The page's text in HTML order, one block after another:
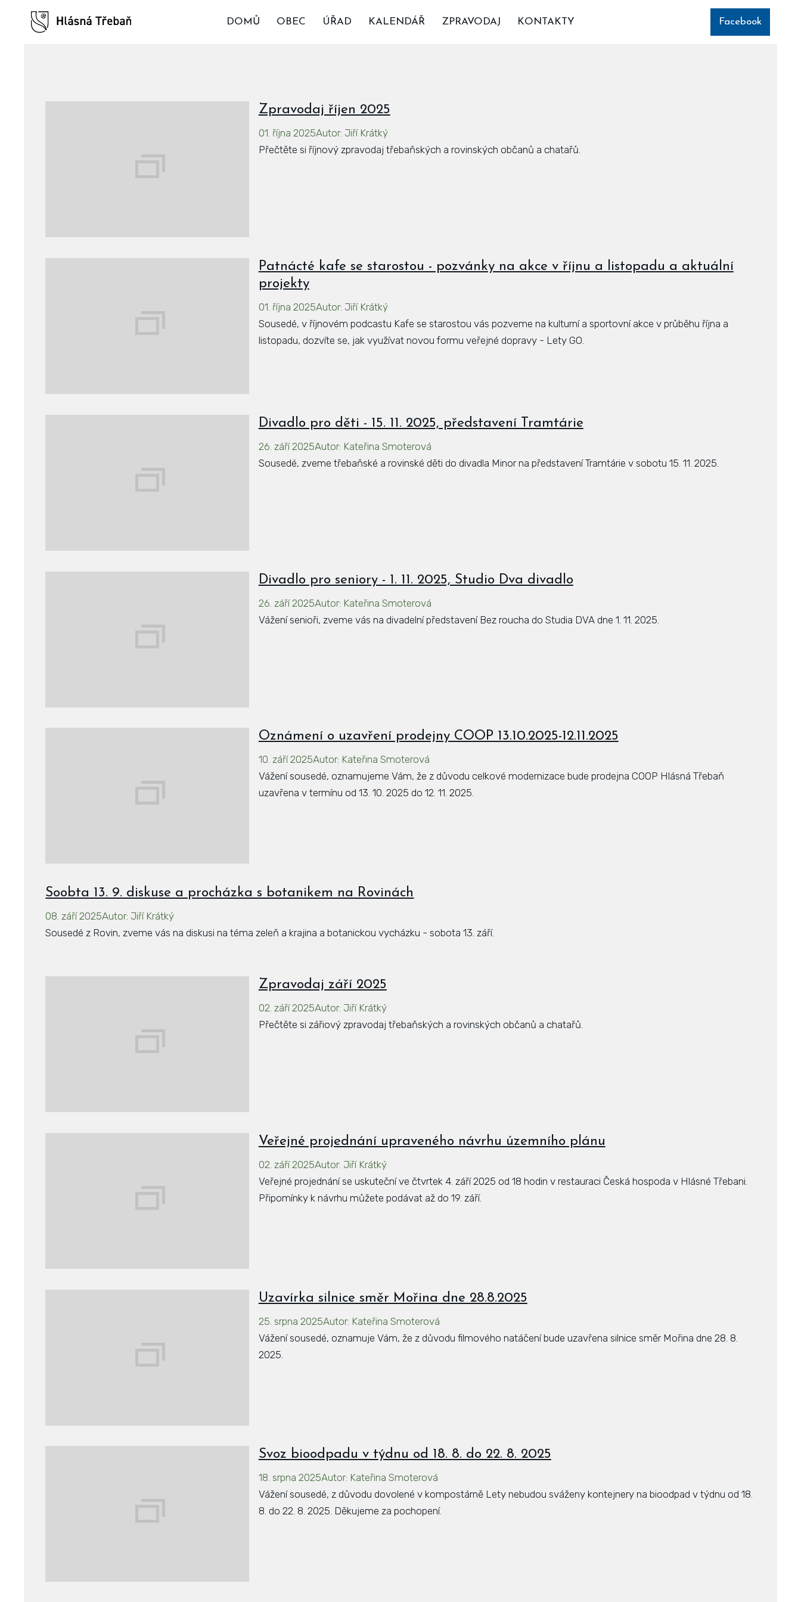
DOMŮ OBEC ÚŘAD KALENDÁŘ ZPRAVODAJ KONTAKTY Facebook
Zpravodaj říjen 2025
01. října 2025Autor: Jiří Krátký
Přečtěte si říjnový zpravodaj třebaňských a rovinských občanů a chatařů.
Patnácté kafe se starostou - pozvánky na akce v říjnu a listopadu a aktuální
projekty
01. října 2025Autor: Jiří Krátký
Sousedé, v říjnovém podcastu Kafe se starostou vás pozveme na kulturní a sportovní akce v průběhu října a
listopadu, dozvíte se, jak využívat novou formu veřejné dopravy - Lety GO.
Divadlo pro děti - 15. 11. 2025, představení Tramtárie
26. září 2025Autor: Kateřina Smoterová
Sousedé, zveme třebaňské a rovinské děti do divadla Minor na představení Tramtárie v sobotu 15. 11. 2025.
Divadlo pro seniory - 1. 11. 2025, Studio Dva divadlo
26. září 2025Autor: Kateřina Smoterová
Vážení senioři, zveme vás na divadelní představení Bez roucha do Studia DVA dne 1. 11. 2025.
Oznámení o uzavření prodejny COOP 13.10.2025-12.11.2025
10. září 2025Autor: Kateřina Smoterová
Vážení sousedé, oznamujeme Vám, že z důvodu celkové modernizace bude prodejna COOP Hlásná Třebaň
uzavřena v termínu od 13. 10. 2025 do 12. 11. 2025.
Soobta 13. 9. diskuse a procházka s botanikem na Rovinách
08. září 2025Autor: Jiří Krátký
Sousedé z Rovin, zveme vás na diskusi na téma zeleň a krajina a botanickou vycházku - sobota 13. září.
Zpravodaj září 2025
02. září 2025Autor: Jiří Krátký
Přečtěte si zářiový zpravodaj třebaňských a rovinských občanů a chatařů.
Veřejné projednání upraveného návrhu územního plánu
02. září 2025Autor: Jiří Krátký
Veřejné projednání se uskuteční ve čtvrtek 4. září 2025 od 18 hodin v restauraci Česká hospoda v Hlásné Třebani.
Připomínky k návrhu můžete podávat až do 19. září.
Uzavírka silnice směr Mořina dne 28.8.2025
25. srpna 2025Autor: Kateřina Smoterová
Vážení sousedé, oznamuje Vám, že z důvodu filmového natáčení bude uzavřena silnice směr Mořina dne 28. 8.
2025.
Svoz bioodpadu v týdnu od 18. 8. do 22. 8. 2025
18. srpna 2025Autor: Kateřina Smoterová
Vážení sousedé, z důvodu dovolené v kompostárně Lety nebudou sváženy kontejnery na bioodpad v týdnu od 18.
8. do 22. 8. 2025. Děkujeme za pochopení.